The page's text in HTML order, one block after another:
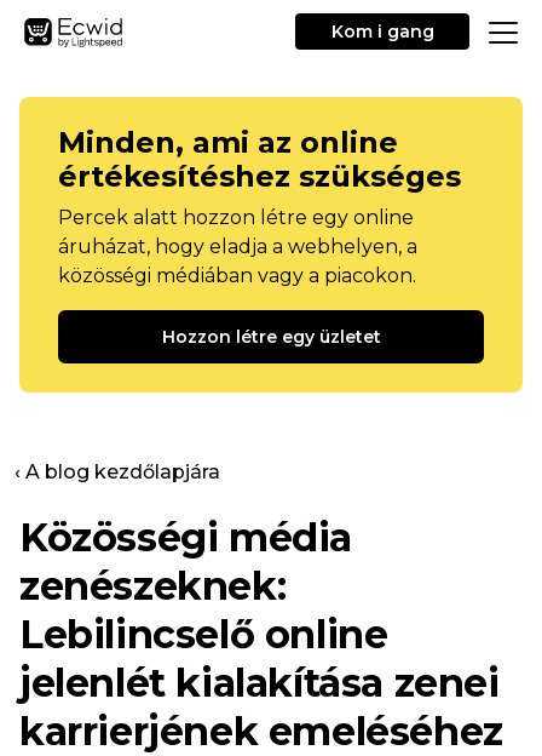
Kom i gang
Minden, ami az online
értékesítéshez szükséges
Percek alatt hozzon létre egy online
áruházat, hogy eladja a webhelyen, a
közösségi médiában vagy a piacokon.
Hozzon létre egy üzletet
‹ A blog kezdőlapjára
Közösségi média
zenészeknek:
Lebilincselő online
jelenlét kialakítása zenei
karrierjének emeléséhez